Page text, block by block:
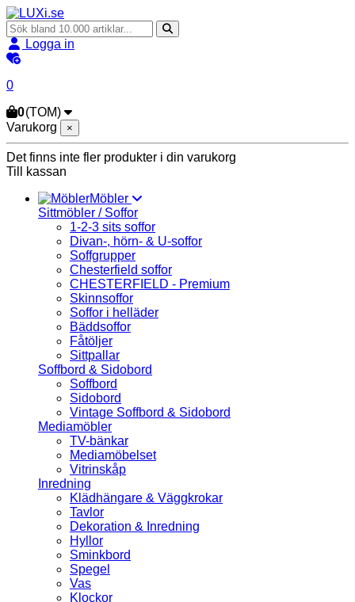
Logga in
0
0(TOM)
Varukorg
×
Det finns inte fler produkter i din varukorg
Till kassan
Möbler
Sittmöbler / Soffor
1-2-3 sits soffor
Divan-, hörn- & U-soffor
Soffgrupper
Chesterfield soffor
CHESTERFIELD - Premium
Skinnsoffor
Soffor i helläder
Bäddsoffor
Fåtöljer
Sittpallar
Soffbord & Sidobord
Soffbord
Sidobord
Vintage Soffbord & Sidobord
Mediamöbler
TV-bänkar
Mediamöbelset
Vitrinskåp
Inredning
Klädhängare & Väggkrokar
Tavlor
Dekoration & Inredning
Hyllor
Sminkbord
Spegel
Vas
Klockor